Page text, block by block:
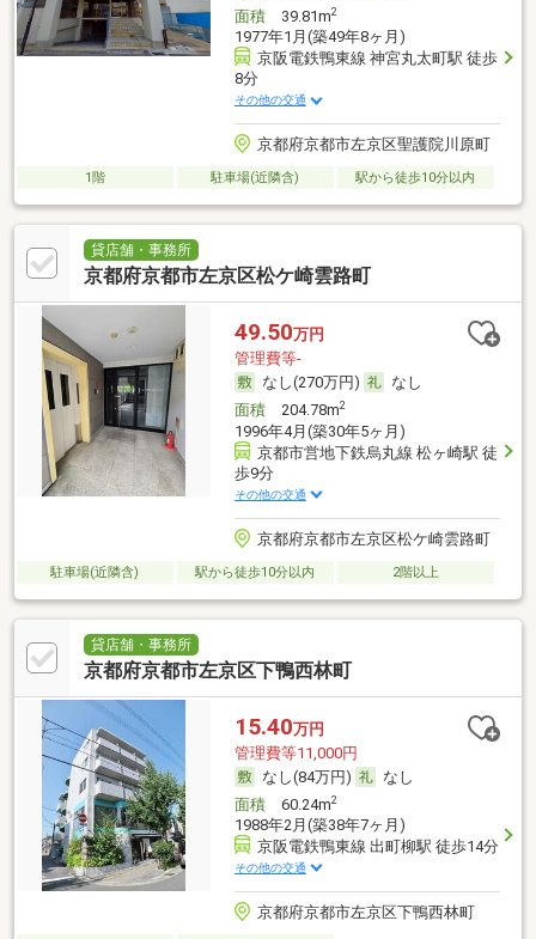
面積39.81m2
1977年1月(築49年8ヶ月)
京阪電鉄鴨東線 神宮丸太町駅 徒歩
8分
その他の交通
京都府京都市左京区聖護院川原町
1階 駐車場(近隣含) 駅から徒歩10分以内
貸店舗・事務所
京都府京都市左京区松ケ崎雲路町
49.50万円
管理費等-
なし(270万円)
なし
面積204.78m2
1996年4月(築30年5ヶ月)
京都市営地下鉄烏丸線 松ヶ崎駅 徒
歩9分
その他の交通
京都府京都市左京区松ケ崎雲路町
駐車場(近隣含) 駅から徒歩10分以内 2階以上
貸店舗・事務所
京都府京都市左京区下鴨西林町
15.40万円
管理費等11,000円
なし(84万円)
なし
面積60.24m2
1988年2月(築38年7ヶ月)
京阪電鉄鴨東線 出町柳駅 徒歩14分
その他の交通
京都府京都市左京区下鴨西林町